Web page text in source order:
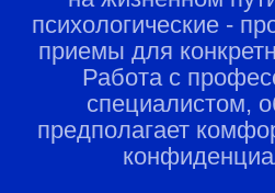
психологические -
приемы для
Работа с
специалистом,
предполагает